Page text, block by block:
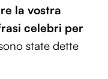
la vostra
celebri per
state dette